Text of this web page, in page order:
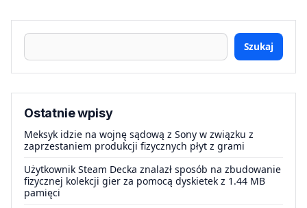
Szukaj
Ostatnie wpisy
Meksyk idzie na wojnę sądową z Sony w związku z
zaprzestaniem produkcji fizycznych płyt z grami
Użytkownik Steam Decka znalazł sposób na zbudowanie
fizycznej kolekcji gier za pomocą dyskietek z 1.44 MB
pamięci